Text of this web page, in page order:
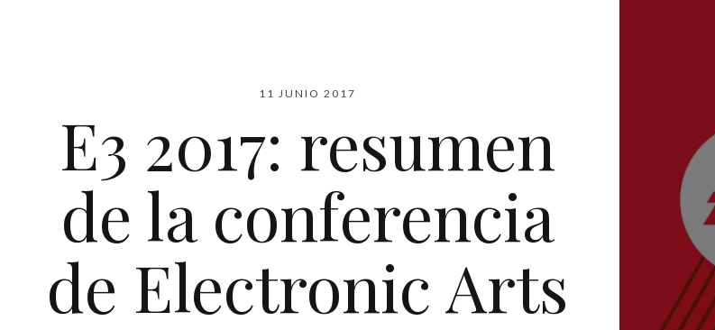
11 JUNIO 2017
E3 2017: resumen
de la conferencia
de Electronic Arts